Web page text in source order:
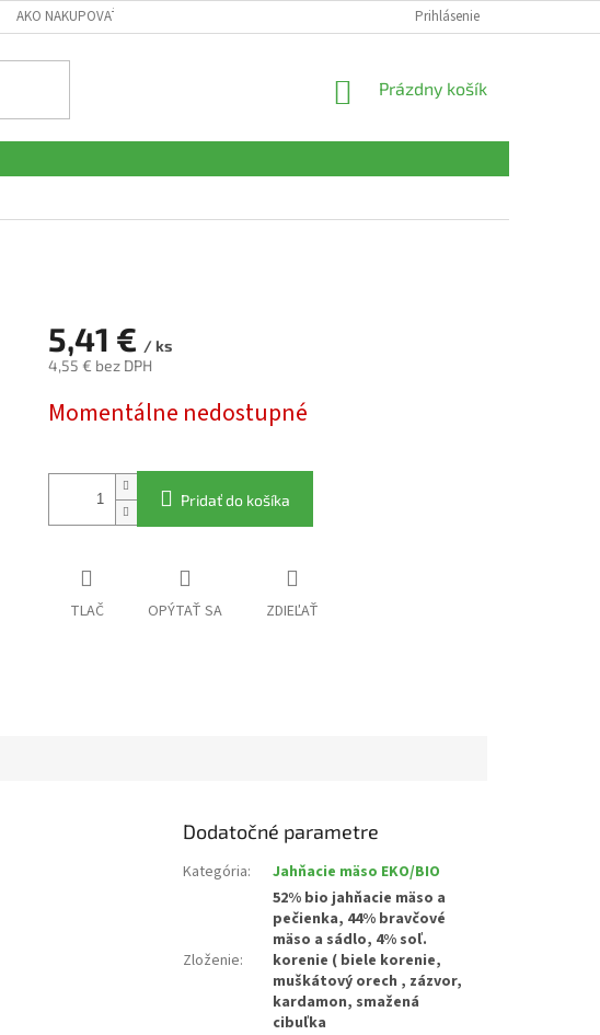
AKO NAKUPOVAŤ PODMIENKY OCHRANY OSOBNÝCH
Prihlásenie
NÁKUPNÝ
Prázdny košík
5,41 € / ks
4,55 € bez DPH
cena:
Momentálne nedostupné
Pridať do košíka
TLAČ OPÝTAŤ SA ZDIEĽAŤ
Dodatočné parametre
Kategória: Jahňacie mäso EKO/BIO
Zloženie:
52% bio jahňacie mäso a
pečienka, 44% bravčové
mäso a sádlo, 4% soľ.
korenie ( biele korenie,
muškátový orech , zázvor,
kardamon, smažená
cibuľka